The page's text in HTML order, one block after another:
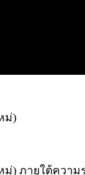
ม่)
ภายใต้ควา